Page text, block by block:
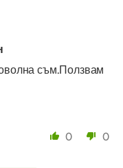
съм.Ползвам
0 0